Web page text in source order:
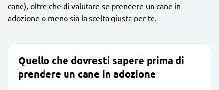
cane), oltre che di valutare se prendere un cane in
adozione o meno sia la scelta giusta per te.
Quello che dovresti sapere prima di
prendere un cane in adozione